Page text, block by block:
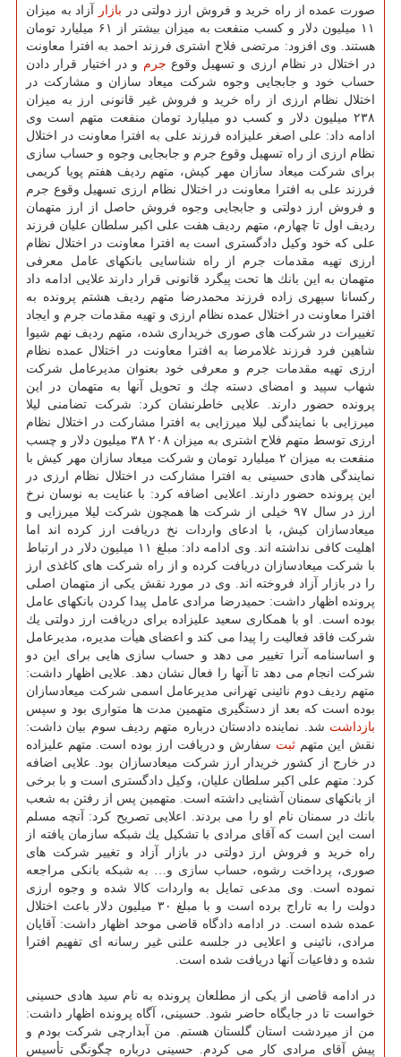
صورت عمده از راه خرید و فروش ارز دولتی در بازار
آزاد به میزان
۱۱ میلیون دلار و كسب منفعت به میزان بیشتر از ۶۱ میلیارد تومان
هستند. وی افزود: مرتضی فلاح اشتری فرزند احمد به افترا معاونت
در اختلال در نظام ارزی و تسهیل وقوع جرم و در اختیار قرار دادن
حساب خود و جابجایی وجوه شركت میعاد سازان و مشاركت در
اختلال نظام ارزی از راه خرید و فروش غیر قانونی ارز به میزان
۲۳۸ میلیون دلار و كسب دو میلیارد تومان منفعت متهم است وی
ادامه داد: علی اصغر علیزاده فرزند علی به افترا معاونت در اختلال
نظام ارزی از راه تسهیل وقوع جرم و جابجایی وجوه و حساب سازی
برای شركت میعاد سازان مهر كیش، متهم ردیف هفتم پویا كریمی
فرزند علی به افترا معاونت در اختلال نظام ارزی تسهیل وقوع جرم
و فروش ارز دولتی و جابجایی وجوه فروش حاصل از ارز متهمان
ردیف اول تا چهارم، متهم ردیف هفت علی اكبر سلطان علیان فرزند
علی كه خود وكیل دادگستری است به افترا معاونت در اختلال نظام
ارزی تهیه مقدمات جرم از راه شناسایی بانكهای عامل معرفی
متهمان به این بانك ها تحت پیگرد قانونی قرار دارند علایی ادامه داد
ركسانا سپهری زاده فرزند محمدرضا متهم ردیف هشتم پرونده به
افترا معاونت در اختلال عمده نظام ارزی و تهیه مقدمات جرم و ایجاد
تغییرات در شركت های صوری خریداری شده، متهم ردیف نهم شیوا
شاهین فرد فرزند غلامرضا به افترا معاونت در اختلال عمده نظام
ارزی تهیه مقدمات جرم و معرفی خود بعنوان مدیرعامل شركت
شهاب سپید و امضای دسته چك و تحویل آنها به متهمان در این
پرونده حضور دارند. علایی خاطرنشان كرد: شركت تضامنی لیلا
میرزایی با نمایندگی لیلا میرزایی به افترا مشاركت در اختلال نظام
ارزی توسط متهم فلاح اشتری به میزان ۲۰۸ ۳۸ میلیون دلار و چسب
منفعت به میزان ۲ میلیارد تومان و شركت میعاد سازان مهر كیش با
نمایندگی هادی حسینی به افترا مشاركت در اختلال نظام ارزی در
این پرونده حضور دارند. اعلایی اضافه كرد: با عنایت به نوسان نرخ
ارز در سال ۹۷ خیلی از شركت ها همچون شركت لیلا میرزایی و
میعادسازان كیش، با ادعای واردات نخ دریافت ارز كرده اند اما
اهلیت كافی نداشته اند. وی ادامه داد: مبلغ ۱۱ میلیون دلار در ارتباط
با شركت میعادسازان دریافت كرده و از راه شركت های كاغذی ارز
را در بازار آزاد فروخته اند. وی در مورد نقش یكی از متهمان اصلی
پرونده اظهار داشت: حمیدرضا مرادی عامل پیدا كردن بانكهای عامل
بوده است. او با همكاری سعید علیزاده برای دریافت ارز دولتی یك
شركت فاقد فعالیت را پیدا می كند و اعضای هیأت مدیره، مدیرعامل
و اساسنامه آنرا تغییر می دهد و حساب سازی هایی برای این دو
شركت انجام می دهد تا آنها را فعال نشان دهد. علایی اظهار داشت:
متهم ردیف دوم نائینی تهرانی مدیرعامل اسمی شركت میعادسازان
بوده است كه بعد از دستگیری متهمین مدت ها متواری بود و سپس
بازداشت شد. نماینده دادستان درباره متهم ردیف سوم بیان داشت:
نقش این متهمثبت سفارش و دریافت ارز بوده است. متهم علیزاده
در خارج از كشور خریدار ارز شركت میعادسازان بود. علایی اضافه
كرد: متهم علی اكبر سلطان علیان، وكیل دادگستری است و با برخی
از بانكهای سمنان آشنایی داشته است. متهمین پس از رفتن به شعب
بانك در سمنان نام او را می بردند. اعلایی تصریح كرد: آنچه مسلم
است این است كه آقای مرادی با تشكیل یك شبكه سازمان یافته از
راه خرید و فروش ارز دولتی در بازار آزاد و تغییر شركت های
صوری، پرداخت رشوه، حساب سازی و… به شبكه بانكی مراجعه
نموده است. وی مدعی تمایل به واردات كالا شده و وجوه ارزی
دولت را به تاراج برده است و با مبلغ ۳۰ میلیون دلار باعث اختلال
عمده شده است. در ادامه دادگاه قاضی موحد اظهار داشت: آقایان
مرادی، نائینی و اعلایی در جلسه علنی غیر رسانه ای تفهیم افترا
شده و دفاعیات آنها دریافت شده است.
در ادامه قاضی از یكی از مطلعان پرونده به نام سید هادی حسینی
خواست تا در جایگاه حاضر شود. حسینی، آگاه پرونده اظهار داشت:
من از میردشت استان گلستان هستم. من آبدارچی شركت بودم و
پیش آقای مرادی كار می كردم. حسینی درباره چگونگی تأسیس